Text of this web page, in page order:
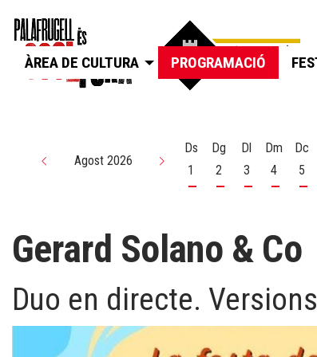
ÀREA DE CULTURA PROGRAMACIÓ
Agost 2026
Ds
1
Dissabte 1 d'agost
Dg
2
Diumenge 2 d'agost
Dl
3
Dilluns 3
Dm
4
Dimarts
Dc
5
Gerard Solano & Co
Duo en directe.